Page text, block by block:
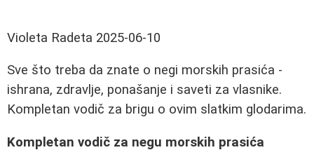
Violeta Radeta 2025-06-10
Sve što treba da znate o negi morskih prasića -
ishrana, zdravlje, ponašanje i saveti za vlasnike.
Kompletan vodič za brigu o ovim slatkim glodarima.
Kompletan vodič za negu morskih prasića